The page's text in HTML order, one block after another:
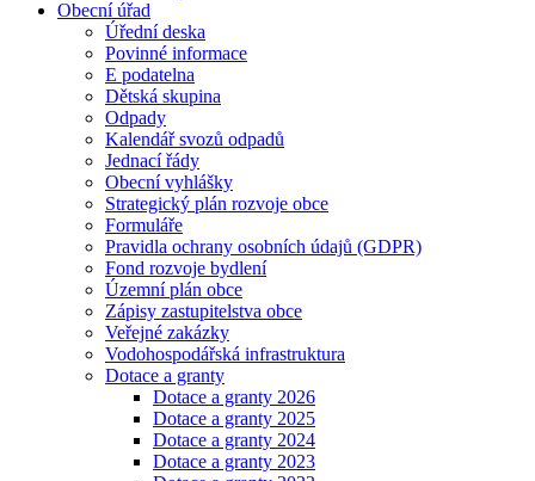
Obecní úřad
Úřední deska
Povinné informace
E podatelna
Dětská skupina
Odpady
Kalendář svozů odpadů
Jednací řády
Obecní vyhlášky
Strategický plán rozvoje obce
Formuláře
Pravidla ochrany osobních údajů (GDPR)
Fond rozvoje bydlení
Územní plán obce
Zápisy zastupitelstva obce
Veřejné zakázky
Vodohospodářská infrastruktura
Dotace a granty
Dotace a granty 2026
Dotace a granty 2025
Dotace a granty 2024
Dotace a granty 2023